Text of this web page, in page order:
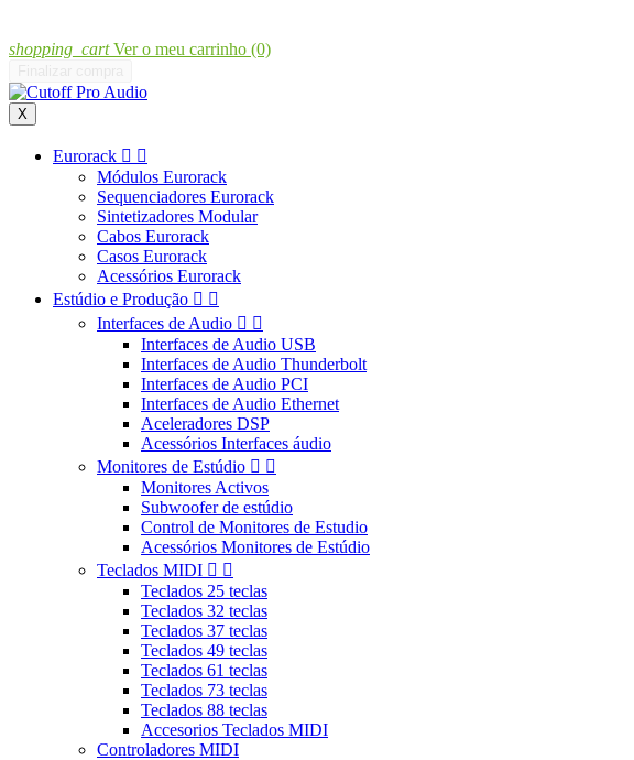
shopping_cart Ver o meu carrinho (0)
X
Eurorack  
Módulos Eurorack
Sequenciadores Eurorack
Sintetizadores Modular
Cabos Eurorack
Casos Eurorack
Acessórios Eurorack
Estúdio e Produção  
Interfaces de Audio  
Interfaces de Audio USB
Interfaces de Audio Thunderbolt
Interfaces de Audio PCI
Interfaces de Audio Ethernet
Aceleradores DSP
Acessórios Interfaces áudio
Monitores de Estúdio  
Monitores Activos
Subwoofer de estúdio
Control de Monitores de Estudio
Acessórios Monitores de Estúdio
Teclados MIDI  
Teclados 25 teclas
Teclados 32 teclas
Teclados 37 teclas
Teclados 49 teclas
Teclados 61 teclas
Teclados 73 teclas
Teclados 88 teclas
Accesorios Teclados MIDI
Controladores MIDI